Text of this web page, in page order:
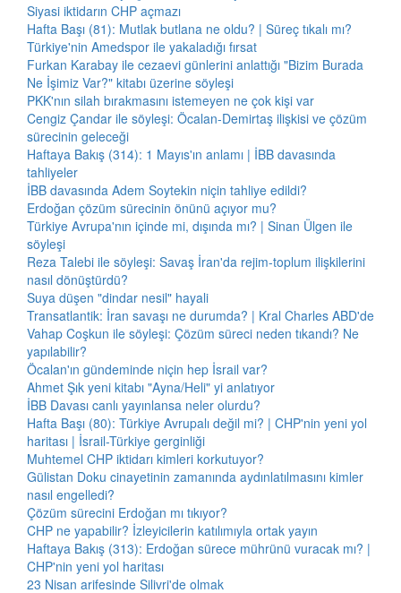
Siyasi iktidarın CHP açmazı
Hafta Başı (81): Mutlak butlana ne oldu? | Süreç tıkalı mı?
Türkiye'nin Amedspor ile yakaladığı fırsat
Furkan Karabay ile cezaevi günlerini anlattığı "Bizim Burada
Ne İşimiz Var?" kitabı üzerine söyleşi
PKK'nın silah bırakmasını istemeyen ne çok kişi var
Cengiz Çandar ile söyleşi: Öcalan-Demirtaş ilişkisi ve çözüm
sürecinin geleceği
Haftaya Bakış (314): 1 Mayıs'ın anlamı | İBB davasında
tahliyeler
İBB davasında Adem Soytekin niçin tahliye edildi?
Erdoğan çözüm sürecinin önünü açıyor mu?
Türkiye Avrupa'nın içinde mi, dışında mı? | Sinan Ülgen ile
söyleşi
Reza Talebi ile söyleşi: Savaş İran'da rejim-toplum ilişkilerini
nasıl dönüştürdü?
Suya düşen "dindar nesil" hayali
Transatlantik: İran savaşı ne durumda? | Kral Charles ABD'de
Vahap Coşkun ile söyleşi: Çözüm süreci neden tıkandı? Ne
yapılabilir?
Öcalan'ın gündeminde niçin hep İsrail var?
Ahmet Şık yeni kitabı "Ayna/Heli" yi anlatıyor
İBB Davası canlı yayınlansa neler olurdu?
Hafta Başı (80): Türkiye Avrupalı değil mi? | CHP'nin yeni yol
haritası | İsrail-Türkiye gerginliği
Muhtemel CHP iktidarı kimleri korkutuyor?
Gülistan Doku cinayetinin zamanında aydınlatılmasını kimler
nasıl engelledi?
Çözüm sürecini Erdoğan mı tıkıyor?
CHP ne yapabilir? İzleyicilerin katılımıyla ortak yayın
Haftaya Bakış (313): Erdoğan sürece mührünü vuracak mı? |
CHP'nin yeni yol haritası
23 Nisan arifesinde Silivri'de olmak